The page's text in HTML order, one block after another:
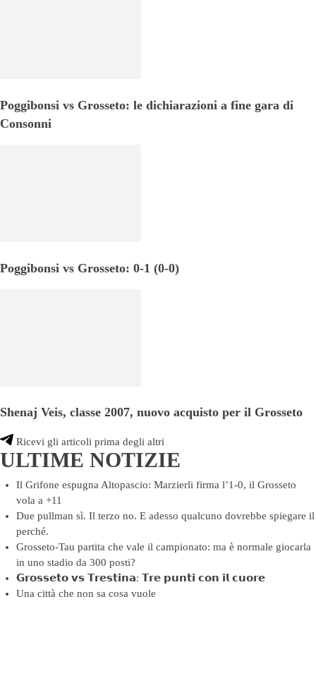
Poggibonsi vs Grosseto: le dichiarazioni a fine gara di
Consonni
Poggibonsi vs Grosseto: 0-1 (0-0)
Shenaj Veis, classe 2007, nuovo acquisto per il Grosseto
Ricevi gli articoli prima degli altri
ULTIME NOTIZIE
Il Grifone espugna Altopascio: Marzierli firma l’1-0, il Grosseto
vola a +11
Due pullman sì. Il terzo no. E adesso qualcuno dovrebbe spiegare il
perché.
Grosseto-Tau partita che vale il campionato: ma è normale giocarla
in uno stadio da 300 posti?
𝗚𝗿𝗼𝘀𝘀𝗲𝘁𝗼 𝘃𝘀 𝗧𝗿𝗲𝘀𝘁𝗶𝗻𝗮: 𝗧𝗿𝗲 𝗽𝘂𝗻𝘁𝗶 𝗰𝗼𝗻 𝗶𝗹 𝗰𝘂𝗼𝗿𝗲
Una città che non sa cosa vuole